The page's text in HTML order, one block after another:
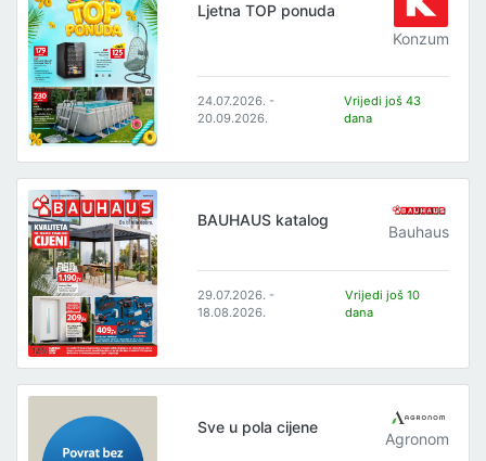
Ljetna TOP ponuda
Konzum
24.07.2026. -
20.09.2026.
Vrijedi još 43
dana
BAUHAUS katalog
Bauhaus
29.07.2026. -
18.08.2026.
Vrijedi još 10
dana
Sve u pola cijene
Agronom